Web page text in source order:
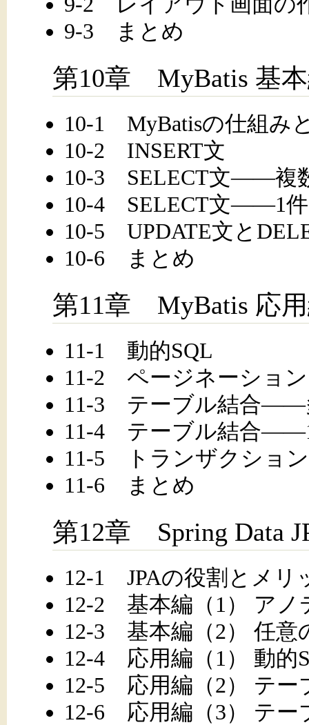
9-3 まとめ
第10章 MyBatis 基
10-1 MyBatisの仕組み
10-2 INSERT文
10-3 SELECT文――複
10-4 SELECT文――1件
10-5 UPDATE文と
10-6 まとめ
第11章 MyBatis 応
11-1 動的SQL
11-2 ページネーション
11-3 テーブル結合――
11-4 テーブル結合
11-5 トランザクション
11-6 まとめ
第12章 Spring Data
12-1 JPAの役割とメリ
12-2 基本編（1） アノ
12-3 基本編（2） 任意
12-4 応用編（1） 動的
12-5 応用編（2） テ
12-6 応用編（3） テ